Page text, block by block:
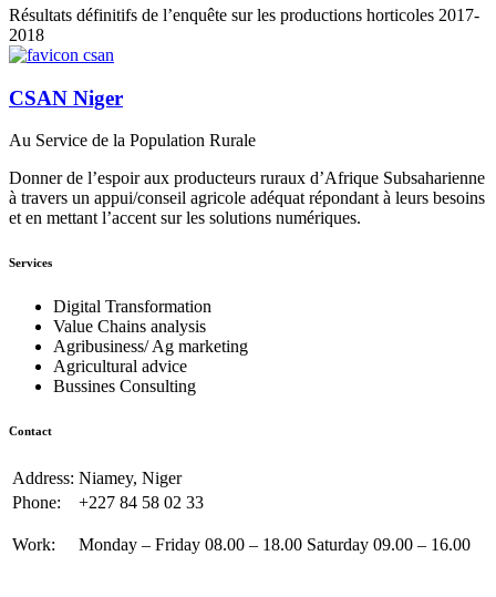
Résultats définitifs de l’enquête sur les productions horticoles 2017-
2018
CSAN Niger
Au Service de la Population Rurale
Donner de l’espoir aux producteurs ruraux d’Afrique Subsaharienne
à travers un appui/conseil agricole adéquat répondant à leurs besoins
et en mettant l’accent sur les solutions numériques.
Services
Digital Transformation
Value Chains analysis
Agribusiness/ Ag marketing
Agricultural advice
Bussines Consulting
Contact
Address: Niamey, Niger
Phone:
+227 84 58 02 33
Work: Monday – Friday 08.00 – 18.00 Saturday 09.00 – 16.00